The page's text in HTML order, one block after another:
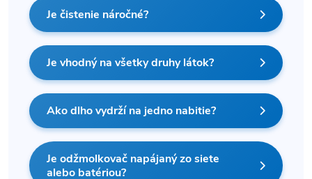
Je čistenie náročné?
Je vhodný na všetky druhy látok?
Ako dlho vydrží na jedno nabitie?
Je odžmolkovač napájaný zo siete
alebo batériou?